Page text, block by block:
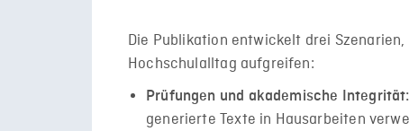
Die Publikation entwickelt drei
Hochschulalltag aufgreifen:
Prüfungen und akademische Integrität:
generierte Texte in Hausarbeiten